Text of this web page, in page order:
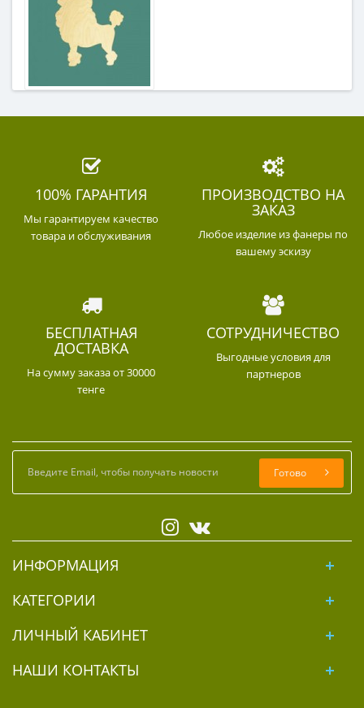
100% ГАРАНТИЯ
Мы гарантируем качество
товара и обслуживания
ПРОИЗВОДСТВО НА
ЗАКАЗ
Любое изделие из фанеры по
вашему эскизу
БЕСПЛАТНАЯ
ДОСТАВКА
На сумму заказа от 30000
тенге
СОТРУДНИЧЕСТВО
Выгодные условия для
партнеров
Готово
ИНФОРМАЦИЯ
КАТЕГОРИИ
ЛИЧНЫЙ КАБИНЕТ
НАШИ КОНТАКТЫ